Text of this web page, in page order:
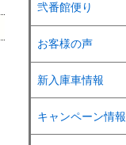
弐番館便り
お客様の声
新入庫車情報
キャンペーン情報